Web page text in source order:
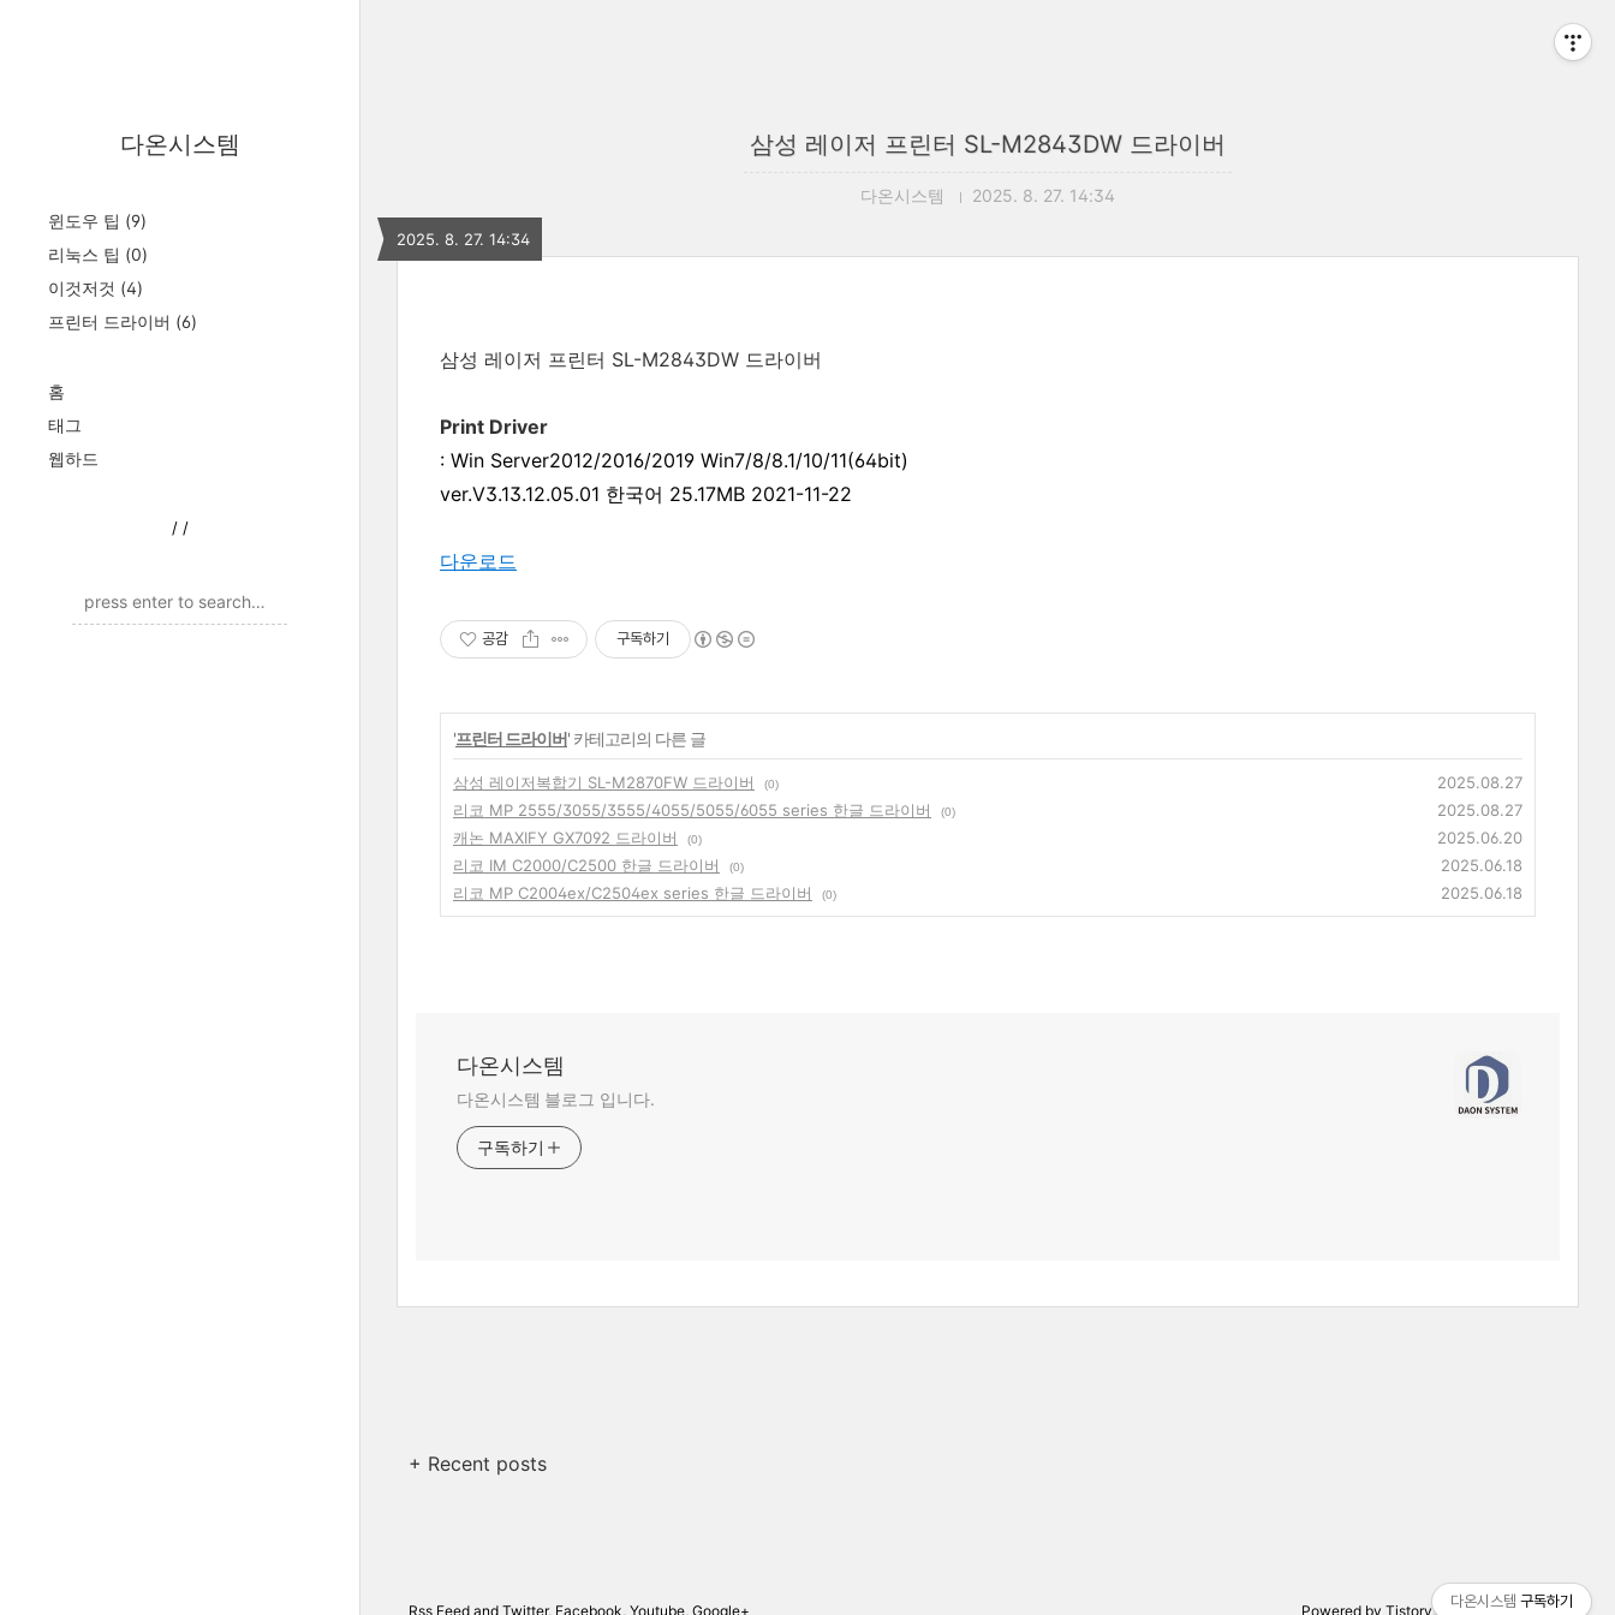
다온시스템
윈도우 팁 (9)
리눅스 팁 (0)
이것저것 (4)
프린터 드라이버 (6)
홈
태그
웹하드
/ /
삼성 레이저 프린터 SL-M2843DW 드라이버
다온시스템 2025. 8. 27. 14:34
2025. 8. 27. 14:34
삼성 레이저 프린터 SL-M2843DW 드라이버
Print Driver
: Win Server2012/2016/2019 Win7/8/8.1/10/11(64bit)
ver.V3.13.12.05.01 한국어 25.17MB 2021-11-22
다운로드
공감 구독하기
'프린터 드라이버' 카테고리의 다른 글
삼성 레이저복합기 SL-M2870FW 드라이버 (0)
2025.08.27
리코 MP 2555/3055/3555/4055/5055/6055 series 한글 드라이버
(0)
2025.08.27
캐논 MAXIFY GX7092 드라이버
(0)
2025.06.20
리코 IM C2000/C2500 한글 드라이버
(0)
2025.06.18
리코 MP C2004ex/C2504ex series 한글 드라이버
(0) 2025.06.18
다온시스템
다온시스템 블로그 입니다.
구독하기
+ Recent posts
Powered byTistory, Designed bywallel
Rss Feedand Twitter, Facebook, Youtube, Google+
다온시스템 구독하기